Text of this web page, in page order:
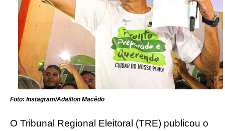
Foto: Instagram/Adailton Macêdo
O Tribunal Regional Eleitoral (TRE) publicou o